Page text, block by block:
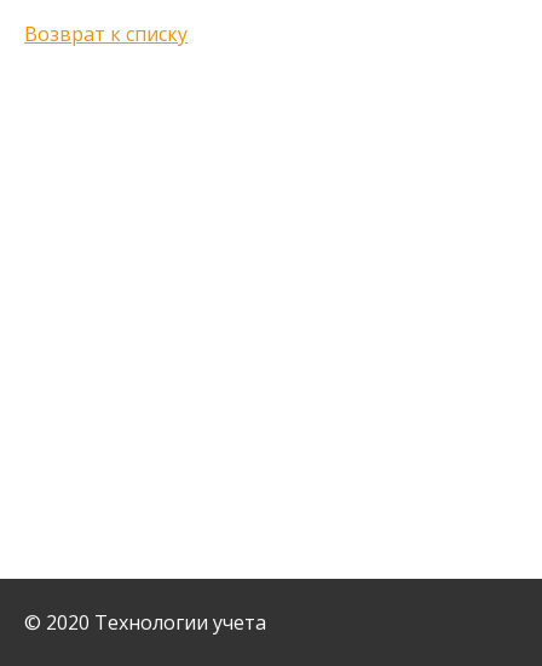
Возврат к списку
© 2020 Технологии учета